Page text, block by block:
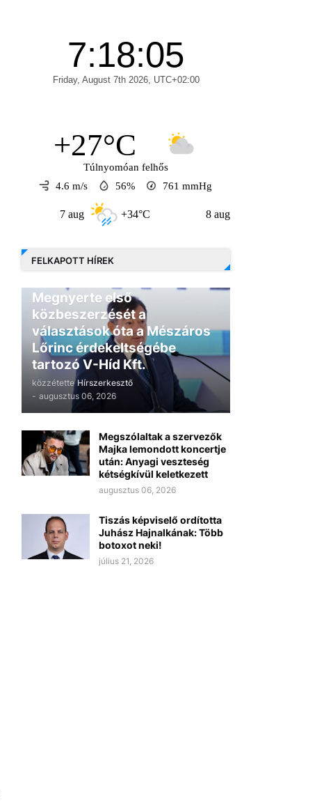
+27°C
Túlnyomóan felhős
4.6 m/s
56% 761 mmHg
+34°C +31°C
FELKAPOTT HÍREK
Megnyerte első
közbeszerzését a
választások óta a Mészáros
Lőrinc érdekeltségébe
tartozó V-Híd Kft.
közzétette Hírszerkesztő
- augusztus 06, 2026
Megszólaltak a szervezők
Majka lemondott koncertje
után: Anyagi veszteség
kétségkívül keletkezett
augusztus 06, 2026
Tiszás képviselő ordította
Juhász Hajnalkának: Több
botoxot neki!
július 21, 2026